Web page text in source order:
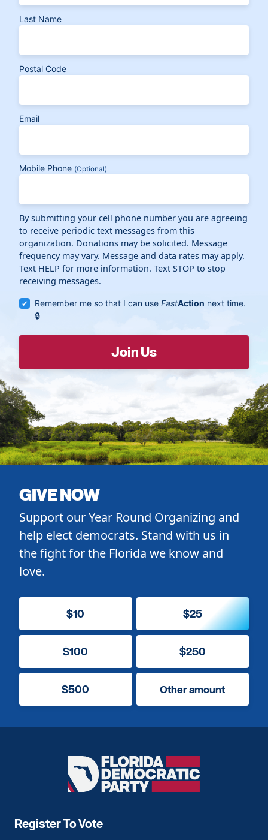
Last Name
Postal Code
Email
Mobile Phone (Optional)
By submitting your cell phone number you are agreeing
to receive periodic text messages from this
organization. Donations may be solicited. Message
frequency may vary. Message and data rates may apply.
Text HELP for more information. Text STOP to stop
receiving messages.
Remember me so that I can useFastAction next time.
GIVE NOW
Support our Year Round Organizing and
help elect democrats. Stand with us in
the fight for the Florida we know and
love.
$10 $25
$100 $250
$500 Other amount
Florida
Democratic
Register To Vote